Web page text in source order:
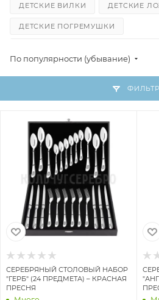
ДЕТСКИЕ ВИЛКИ ДЕТСКИЕ
ДЕТСКИЕ ПОГРЕМУШКИ
НАБОРЫ КОФЕЙНЫХ ЛОЖЕК
НАБОРЫ 3 ПРЕДМЕТА
НАБОРЫ 6 ПРЕДМЕТОВ
НАБОРЫ 24 ПРЕДМЕТА
ПОЛОВНИКИ ЛОЖКИ
ЛОЖКИ ДЕСЕРТНЫЕ ЛОЖКИ
ЛОЖКИ КОФЕЙНЫЕ ЛОЖКИ
ЛОЖКИ ДЛЯ СОЛИ ЛОПАТКИ
ЛОПАТКИ ДЛЯ ИКРЫ ВИЛКИ
ВИЛКИ ДЕСЕРТНЫЕ ВИЛКИ
По популярности (убывание)
ФИЛЬТР
СЕРЕБРЯНЫЙ СТОЛОВЫЙ НАБОР
"ГЕРБ" (24 ПРЕДМЕТА) – КРАСНАЯ
ПРЕСНЯ